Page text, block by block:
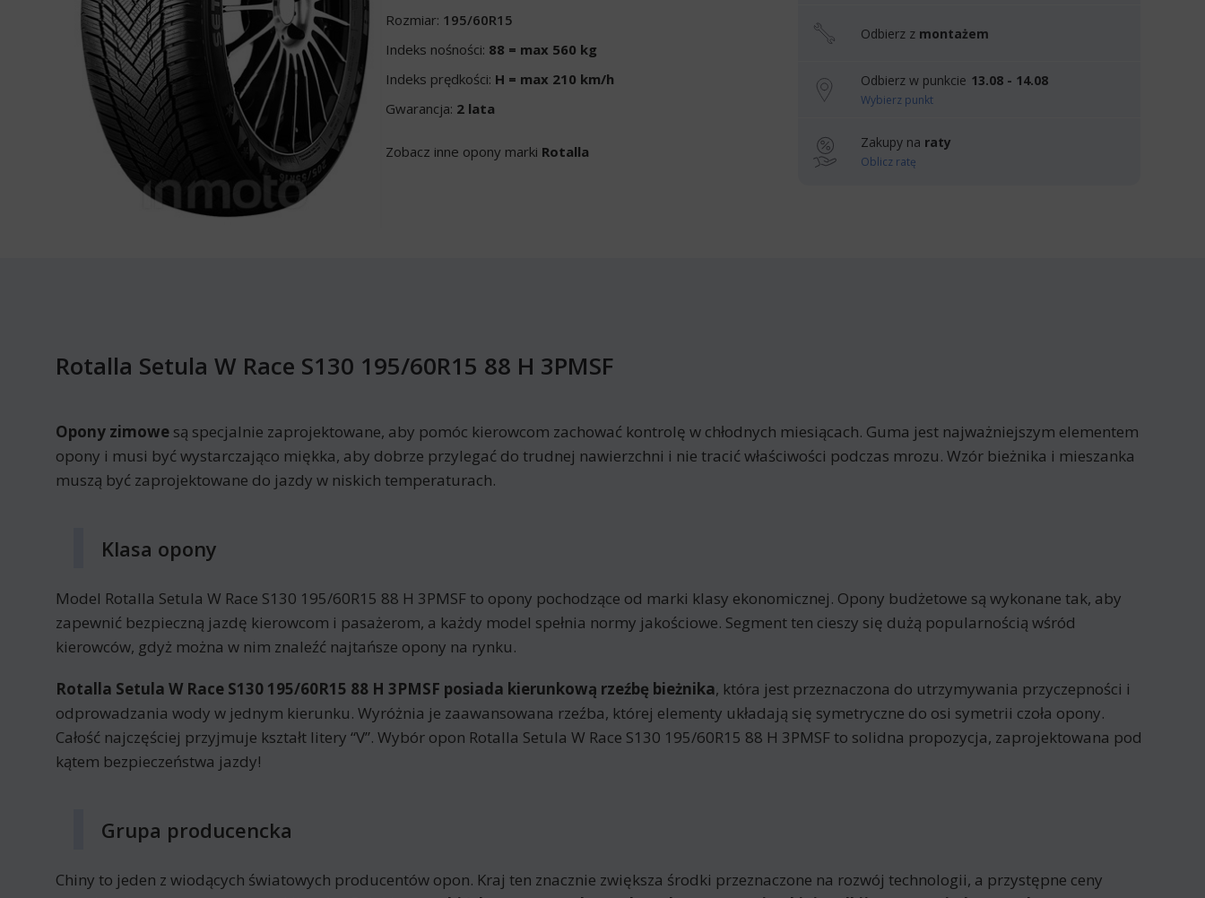
Rozmiar: 195/60R15
Indeks nośności: 88 = max 560 kg
Indeks prędkości: H = max 210 km/h
Gwarancja: 2 lata
Zobacz inne opony marki Rotalla
Odbierz z montażem
Odbierz w punkcie 13.08 - 14.08
Wybierz punkt
Zakupy na raty
Oblicz ratę
Rotalla Setula W Race S130 195/60R15 88 H 3PMSF
Opony zimowe są specjalnie zaprojektowane, aby pomóc kierowcom zachować kontrolę w chłodnych miesiącach. Guma jest najważniejszym elementem
opony i musi być wystarczająco miękka, aby dobrze przylegać do trudnej nawierzchni i nie tracić właściwości podczas mrozu. Wzór bieżnika i mieszanka
muszą być zaprojektowane do jazdy w niskich temperaturach.
Klasa opony
Model Rotalla Setula W Race S130 195/60R15 88 H 3PMSF to opony pochodzące od marki klasy ekonomicznej. Opony budżetowe są wykonane tak, aby
zapewnić bezpieczną jazdę kierowcom i pasażerom, a każdy model spełnia normy jakościowe. Segment ten cieszy się dużą popularnością wśród
kierowców, gdyż można w nim znaleźć najtańsze opony na rynku.
Rotalla Setula W Race S130 195/60R15 88 H 3PMSF posiada kierunkową rzeźbę bieżnika, która jest przeznaczona do utrzymywania przyczepności i
odprowadzania wody w jednym kierunku. Wyróżnia je zaawansowana rzeźba, której elementy układają się symetryczne do osi symetrii czoła opony.
Całość najczęściej przyjmuje kształt litery “V”. Wybór opon Rotalla Setula W Race S130 195/60R15 88 H 3PMSF to solidna propozycja, zaprojektowana pod
kątem bezpieczeństwa jazdy!
Grupa producencka
Chiny to jeden z wiodących światowych producentów opon. Kraj ten znacznie zwiększa środki przeznaczone na rozwój technologii, a przystępne ceny